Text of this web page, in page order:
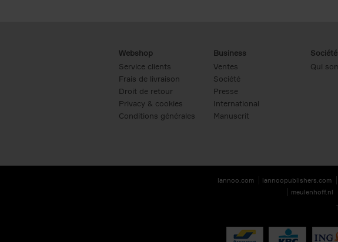
Webshop
Service clients
Frais de livraison
Droit de retour
Privacy & cookies
Conditions générales
Business
Ventes
Société
Presse
International
Manuscrit
Société
Qui
lannoo.com lannoopublishers.com
meulenhoff.nl